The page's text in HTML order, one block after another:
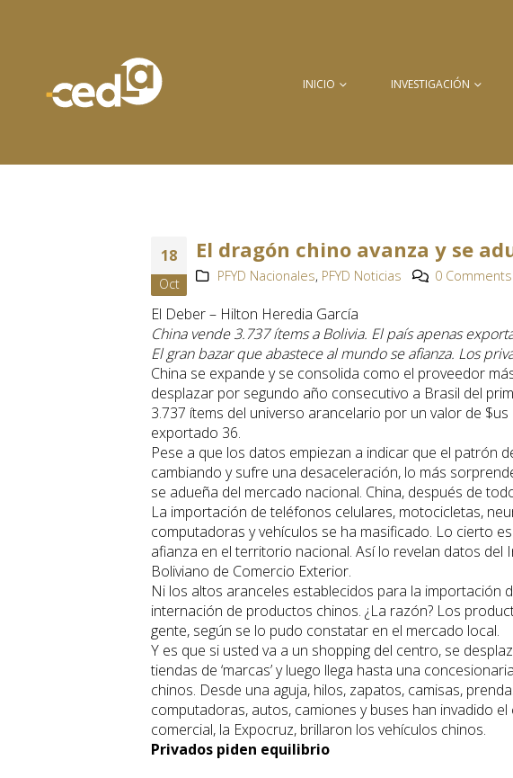
INICIO INVESTIGACIÓN
18
Oct
El dragón chino avanza y se
PFYD Nacionales, PFYD Noticias 0 Comments
El Deber – Hilton Heredia García
China vende 3.737 ítems a Bolivia. El país apenas
El gran bazar que abastece al mundo se afianza. Los
China se expande y se consolida como el proveedor
desplazar por segundo año consecutivo a Brasil del
3.737 ítems del universo arancelario por un valor de
exportado 36.
Pese a que los datos empiezan a indicar que el patrón
cambiando y sufre una desaceleración, lo más
se adueña del mercado nacional. China, después de
La importación de teléfonos celulares, motocicletas,
computadoras y vehículos se ha masificado. Lo cierto
afianza en el territorio nacional. Así lo revelan datos
Boliviano de Comercio Exterior.
Ni los altos aranceles establecidos para la importación
internación de productos chinos. ¿La razón? Los
gente, según se lo pudo constatar en el mercado local.
Y es que si usted va a un shopping del centro, se
tiendas de ‘marcas’ y luego llega hasta una
chinos. Desde una aguja, hilos, zapatos, camisas,
computadoras, autos, camiones y buses han invadido
comercial, la Expocruz, brillaron los vehículos chinos.
Privados piden equilibrio